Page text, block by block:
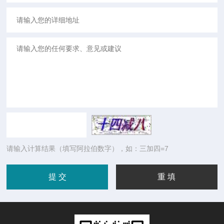
请输入计算结果（填写阿拉伯数字），如：三加四=7